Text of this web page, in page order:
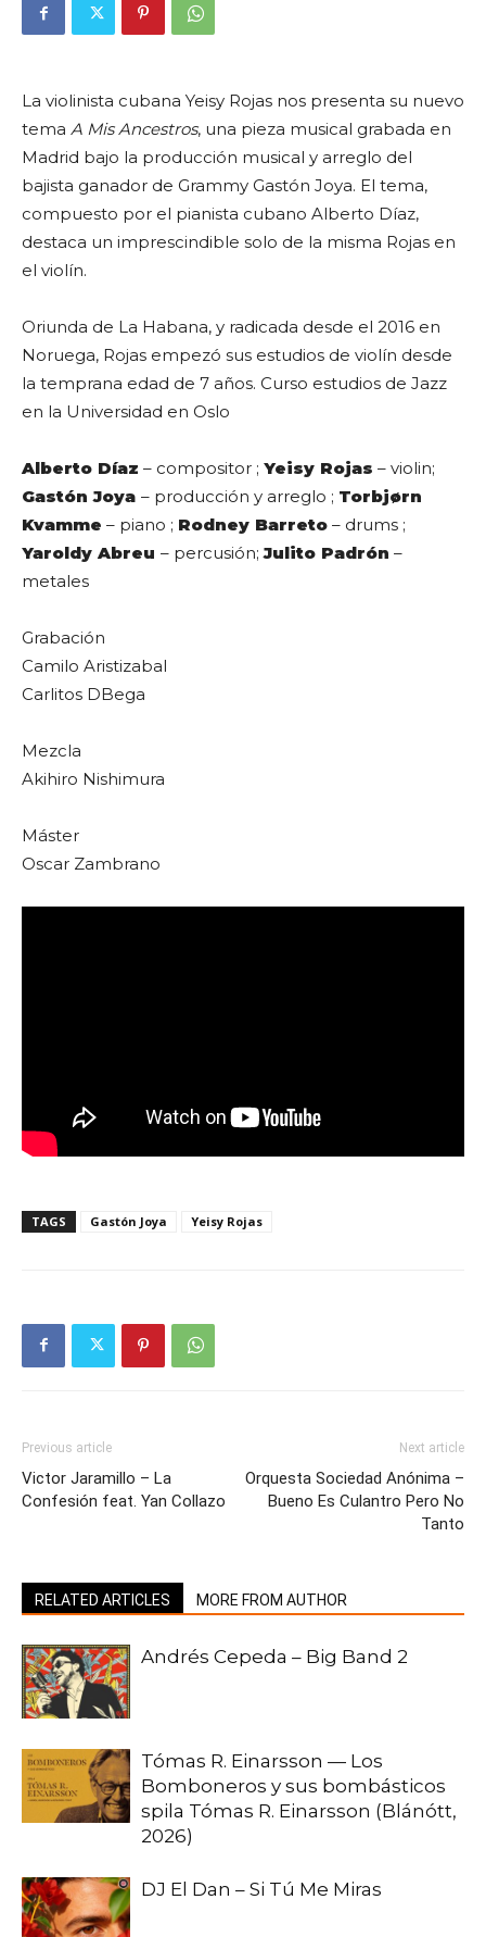
La violinista cubana Yeisy Rojas nos presenta su nuevo
tema A Mis Ancestros, una pieza musical grabada en
Madrid bajo la producción musical y arreglo del
bajista ganador de Grammy Gastón Joya. El tema,
compuesto por el pianista cubano Alberto Díaz,
destaca un imprescindible solo de la misma Rojas en
el violín.
Oriunda de La Habana, y radicada desde el 2016 en
Noruega, Rojas empezó sus estudios de violín desde
la temprana edad de 7 años. Curso estudios de Jazz
en la Universidad en Oslo
Alberto Díaz – compositor ; Yeisy Rojas – violin;
Gastón Joya – producción y arreglo ; Torbjørn
Kvamme – piano ; Rodney Barreto – drums ;
Yaroldy Abreu – percusión;Julito Padrón –
metales
Grabación
Camilo Aristizabal
Carlitos DBega
Mezcla
Akihiro Nishimura
Máster
Oscar Zambrano
TAGS Gastón Joya Yeisy Rojas
Previous article
Victor Jaramillo – La
Confesión feat. Yan Collazo
Next article
Orquesta Sociedad Anónima –
Bueno Es Culantro Pero No
Tanto
RELATED ARTICLES MORE FROM AUTHOR
Andrés Cepeda – Big Band 2
Tómas R. Einarsson — Los
Bomboneros y sus bombásticos
spila Tómas R. Einarsson (Blánótt,
2026)
DJ El Dan – Si Tú Me Miras